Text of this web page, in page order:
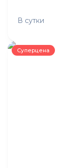
В сутки
Суперцена